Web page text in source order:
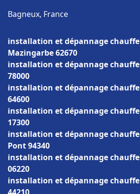
Bagneux, France
installation et dépannage chauffe
Mazingarbe 62670
installation et dépannage chauffe
78000
installation et dépannage
64600
installation et dépannage
17300
installation et dépannage
Pont 94340
installation et dépannage
06220
installation et dépannage